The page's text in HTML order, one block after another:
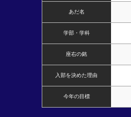
あだ名
学部・学科
座右の銘
入部を決めた理由
今年の目標